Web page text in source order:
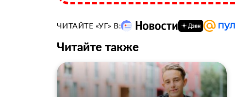
ЧИТАЙТЕ «УГ» В:
Читайте также